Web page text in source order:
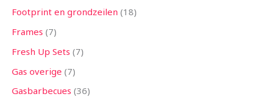
Footprint en grondzeilen 18
Frames 7
Fresh Up Sets 7
Gas overige 7
Gasbarbecues 36